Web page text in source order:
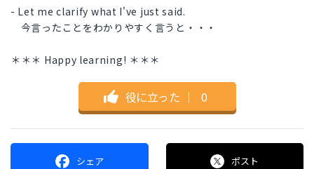
- Let me clarify what I've just said.
今言ったことをわかりやすく言うと・・・
＊＊＊ Happy learning! ＊＊＊
役に立った ｜ 0
シェア ポスト